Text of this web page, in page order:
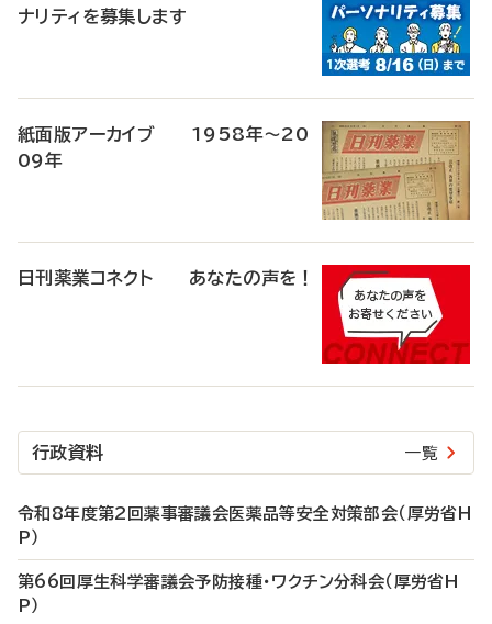
ナリティを募集します
紙面版アーカイブ 1958年～20
09年
日刊薬業コネクト あなたの声を！
行政資料 一覧
令和8年度第2回薬事審議会医薬品等安全対策部会（厚労省H
P）
第66回厚生科学審議会予防接種・ワクチン分科会（厚労省H
P）